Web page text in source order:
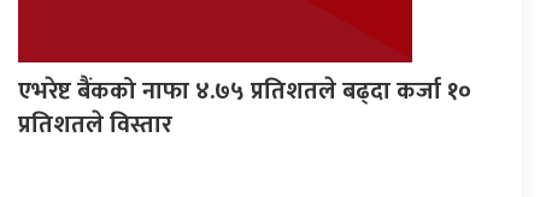
एभरेष्ट बैंकको नाफा ४.७५ प्रतिशतले बढ्दा कर्जा १०
प्रतिशतले विस्तार